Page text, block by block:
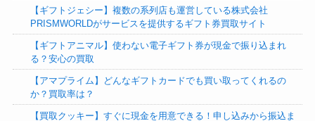
【ギフトジェシー】複数の系列店も運営している株式会社
PRISMWORLDがサービスを提供するギフト券買取サイト
【ギフトアニマル】使わない電子ギフト券が現金で振り込まれ
る？安心の買取
【アマプライム】どんなギフトカードでも買い取ってくれるの
か？買取率は？
【買取クッキー】すぐに現金を用意できる！申し込みから振込ま